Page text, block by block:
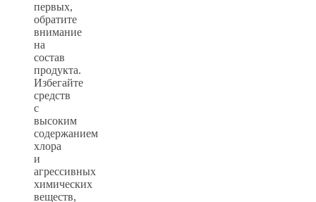
первых,
обратите
внимание
на
состав
продукта.
Избегайте
средств
с
высоким
содержанием
хлора
и
агрессивных
химических
веществ,